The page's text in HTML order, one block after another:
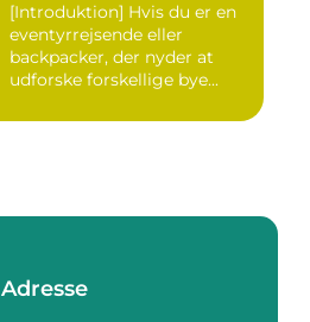
[Introduktion] Hvis du er en
eventyrrejsende eller
backpacker, der nyder at
udforske forskellige bye...
Adresse